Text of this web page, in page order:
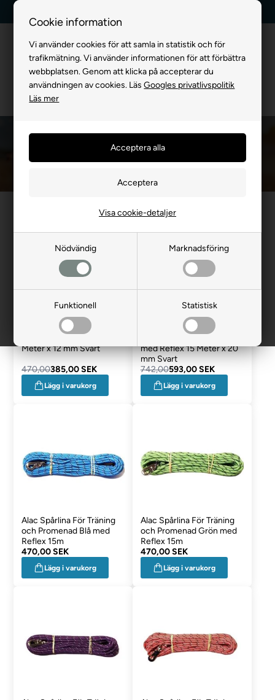
Cookie information
Vi använder cookies för att samla in statistik och för
trafikmätning. Vi använder informationen för att förbättra
webbplatsen. Genom att klicka på accepterar du
användningen av cookies. LäsGoogles privatlivspolitik
Läs mer
Nödvändig Marknadsföring
Funktionell Statistisk
Visa cookie-detaljer
Spårlina 15 meter
Framsida»FÖR HUND»Lina»Spårlinor»Spårlina 15 meter
Meter x 12 mm Svart
470,00385,00 SEK
Lägg i varukorg
med Reflex 15 Meter x 20
mm Svart
742,00593,00 SEK
Lägg i varukorg
Alac Spårlina För Träning
och Promenad Blå med
Reflex 15m
470,00 SEK
Lägg i varukorg
Alac Spårlina För Träning
och Promenad Grön med
Reflex 15m
470,00 SEK
Lägg i varukorg